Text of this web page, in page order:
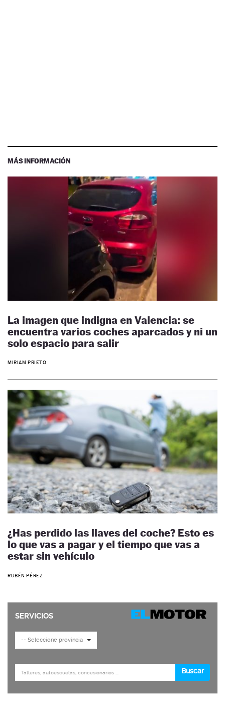
MÁS INFORMACIÓN
La imagen que indigna en Valencia: se
encuentra varios coches aparcados y ni un
solo espacio para salir
MIRIAM PRIETO
¿Has perdido las llaves del coche? Esto es
lo que vas a pagar y el tiempo que vas a
estar sin vehículo
RUBÉN PÉREZ